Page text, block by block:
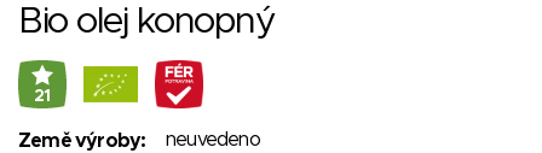
Bio olej konopný
21
Země výroby:
neuvedeno